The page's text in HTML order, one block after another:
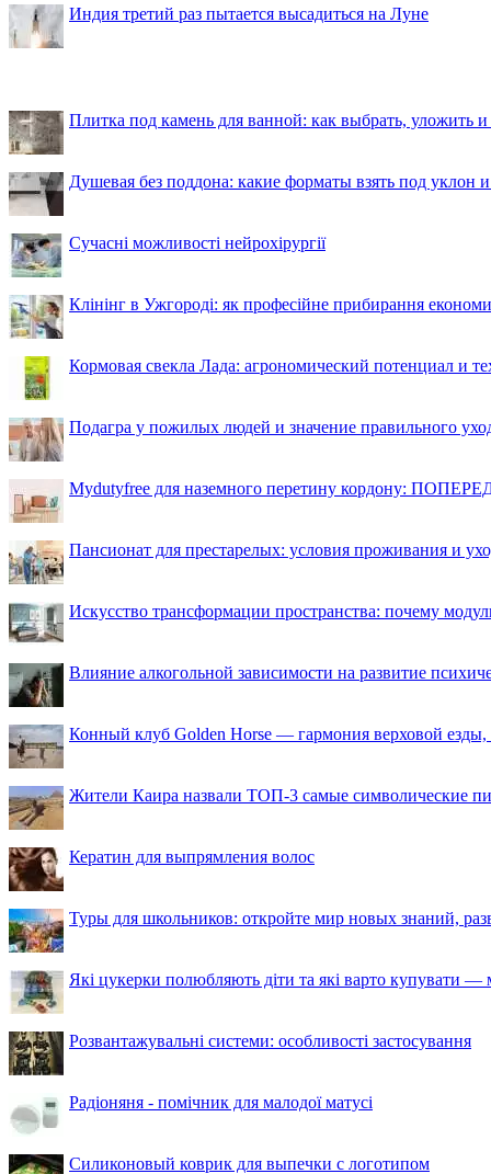
Индия третий раз пытается высадиться на Луне
Плитка под камень для ванной: как выбрать, уложить
Душевая без поддона: какие форматы взять под уклон
Сучасні можливості нейрохірургії
Клінінг в Ужгороді: як професійне прибирання
Кормовая свекла Лада: агрономический потенциал и
Подагра у пожилых людей и значение правильного
Mydutyfree для наземного перетину кордону:
Пансионат для престарелых: условия проживания и
Искусство трансформации пространства: почему
Влияние алкогольной зависимости на развитие
Конный клуб Golden Horse — гармония верховой езды,
Жители Каира назвали ТОП-3 самые символические
Кератин для выпрямления волос
Туры для школьников: откройте мир новых знаний,
Які цукерки полюбляють діти та які варто купувати —
Розвантажувальні системи: особливості застосування
Радіоняня - помічник для малодої матусі
Силиконовый коврик для выпечки с логотипом